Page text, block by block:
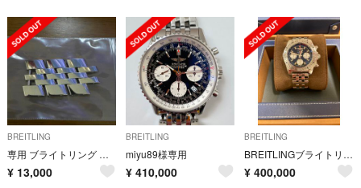
BREITLING
専用 ブライトリング クロノマット44 純正ベルトコマ
¥ 13,000
BREITLING
miyu89様専用
¥ 410,000
BREITLING
BREITLINGブライトリング クロノマット30周年記念レアモデル
¥ 400,000